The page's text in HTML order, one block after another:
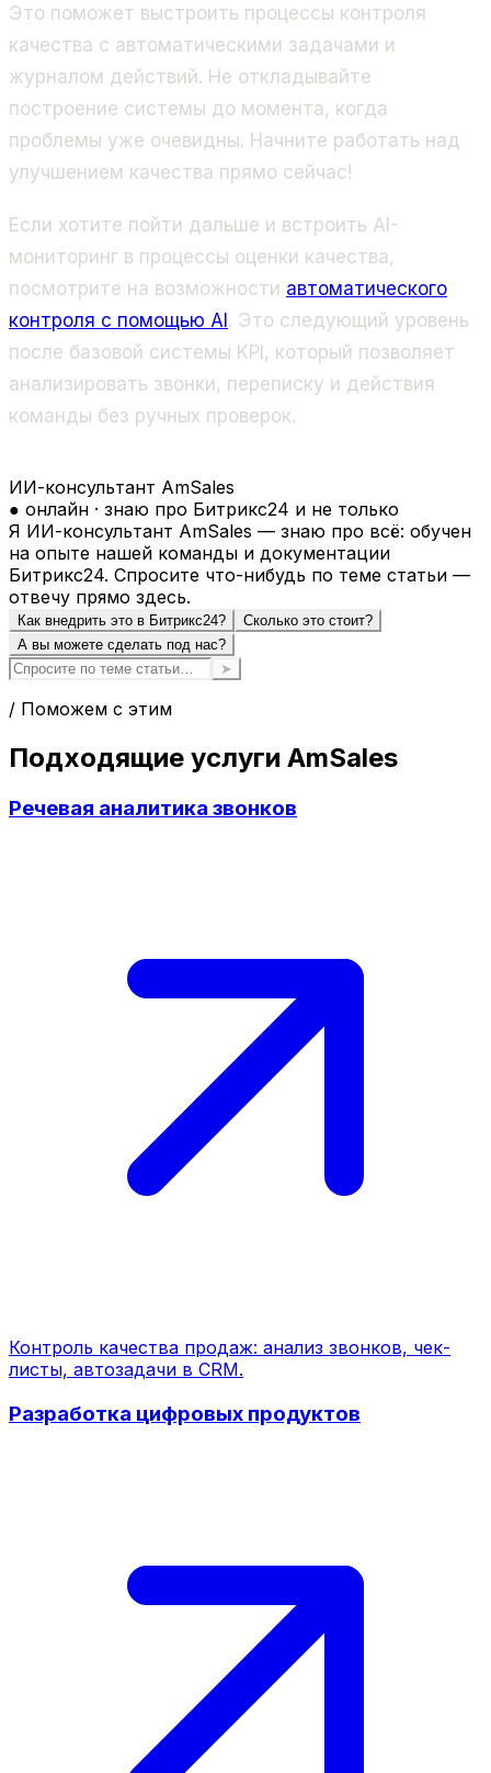
Это поможет выстроить процессы контроля
качества с автоматическими задачами и
журналом действий. Не откладывайте
построение системы до момента, когда
проблемы уже очевидны. Начните работать над
улучшением качества прямо сейчас!
Если хотите пойти дальше и встроить AI-
мониторинг в процессы оценки качества,
посмотрите на возможности автоматического
контроля с помощью AI . Это следующий уровень
после базовой системы KPI, который позволяет
анализировать звонки, переписку и действия
команды без ручных проверок.
ИИ-консультант AmSales
● онлайн · знаю про Битрикс24 и не только
Я ИИ-консультант AmSales — знаю про всё: обучен
на опыте нашей команды и документации
Битрикс24. Спросите что-нибудь по теме статьи —
отвечу прямо здесь.
Как внедрить это в Битрикс24?
Сколько это стоит?
А вы можете сделать под нас?
➤
/ Поможем с этим
Подходящие услуги AmSales
Речевая аналитика звонков
Контроль качества продаж: анализ звонков, чек-
листы, автозадачи в CRM.
Разработка цифровых продуктов